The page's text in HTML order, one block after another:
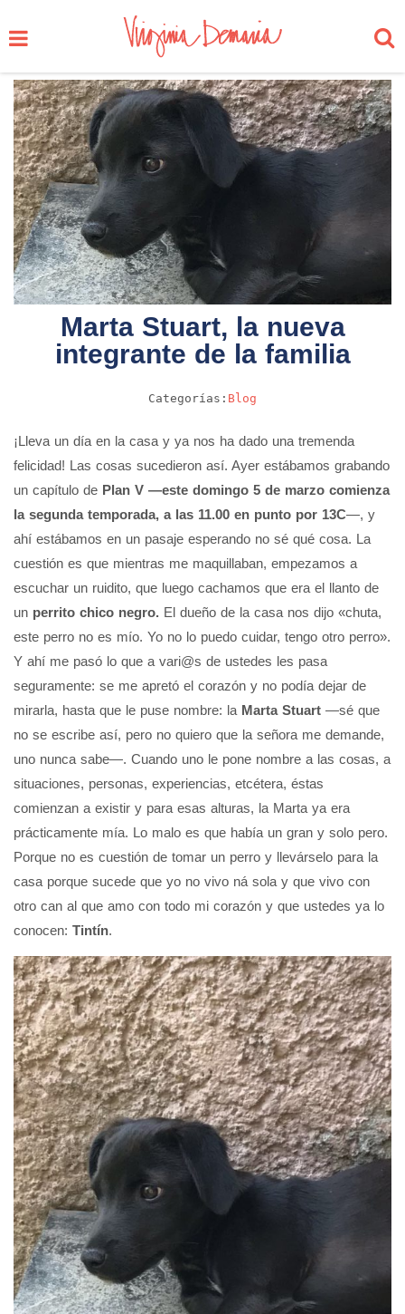
Marta Stuart, la nueva
integrante de la familia
Categorías: Blog
¡Lleva un día en la casa y ya nos ha dado una tremenda
felicidad! Las cosas sucedieron así. Ayer estábamos grabando
un capítulo de Plan V —este domingo 5 de marzo comienza
la segunda temporada, a las 11.00 en punto por 13C—, y
ahí estábamos en un pasaje esperando no sé qué cosa. La
cuestión es que mientras me maquillaban, empezamos a
escuchar un ruidito, que luego cachamos que era el llanto de
un perrito chico negro. El dueño de la casa nos dijo «chuta,
este perro no es mío. Yo no lo puedo cuidar, tengo otro perro».
Y ahí me pasó lo que a vari@s de ustedes les pasa
seguramente: se me apretó el corazón y no podía dejar de
mirarla, hasta que le puse nombre: la Marta Stuart —sé que
no se escribe así, pero no quiero que la señora me demande,
uno nunca sabe—. Cuando uno le pone nombre a las cosas, a
situaciones, personas, experiencias, etcétera, éstas
comienzan a existir y para esas alturas, la Marta ya era
prácticamente mía. Lo malo es que había un gran y solo pero.
Porque no es cuestión de tomar un perro y llevárselo para la
casa porque sucede que yo no vivo ná sola y que vivo con
otro can al que amo con todo mi corazón y que ustedes ya lo
conocen: Tintín.